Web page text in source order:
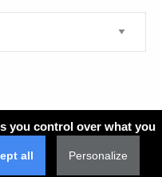
you control over what you
all Personalize